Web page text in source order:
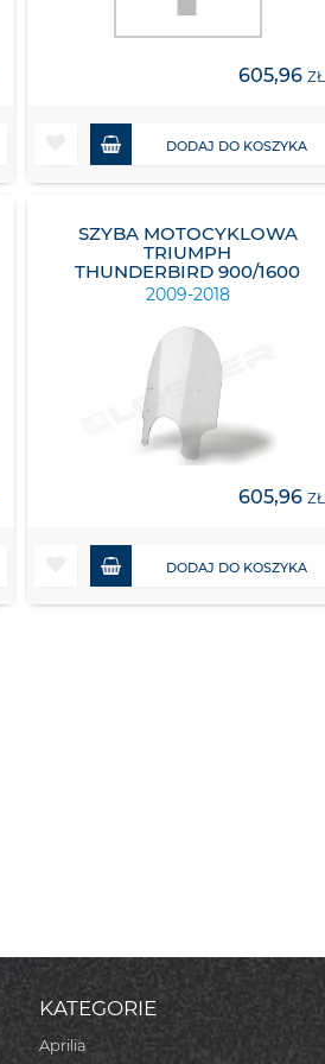
605,96 ZŁ
DODAJ DO KOSZYKA
SZYBA MOTOCYKLOWA
TRIUMPH
THUNDERBIRD 900/1600
2009-2018
605,96 ZŁ
DODAJ DO KOSZYKA
KATEGORIE
Aprilia